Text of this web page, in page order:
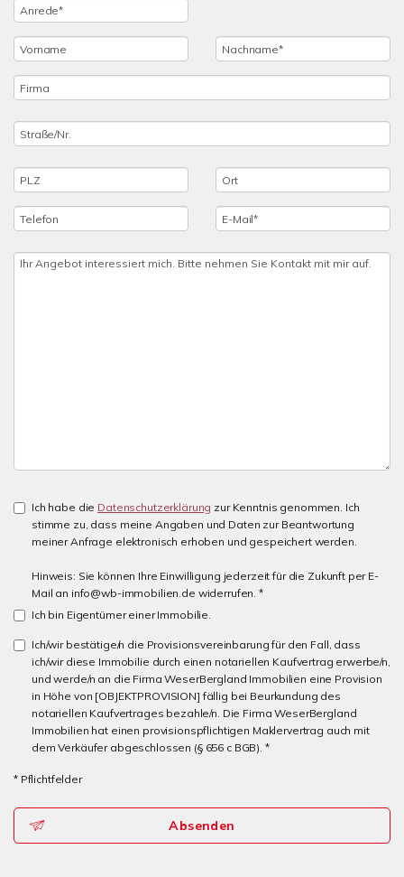
Ich habe die Datenschutzerklärung zur Kenntnis genommen. Ich
stimme zu, dass meine Angaben und Daten zur Beantwortung
meiner Anfrage elektronisch erhoben und gespeichert werden.
Hinweis: Sie können Ihre Einwilligung jederzeit für die Zukunft per E-
Mail an info@wb-immobilien.de widerrufen. *
Ich bin Eigentümer einer Immobilie.
Ich/wir bestätige/n die Provisionsvereinbarung für den Fall, dass
ich/wir diese Immobilie durch einen notariellen Kaufvertrag erwerbe/n,
und werde/n an die Firma WeserBergland Immobilien eine Provision
in Höhe von [OBJEKTPROVISION] fällig bei Beurkundung des
notariellen Kaufvertrages bezahle/n. Die Firma WeserBergland
Immobilien hat einen provisionspflichtigen Maklervertrag auch mit
dem Verkäufer abgeschlossen (§ 656 c BGB). *
* Pflichtfelder
Absenden